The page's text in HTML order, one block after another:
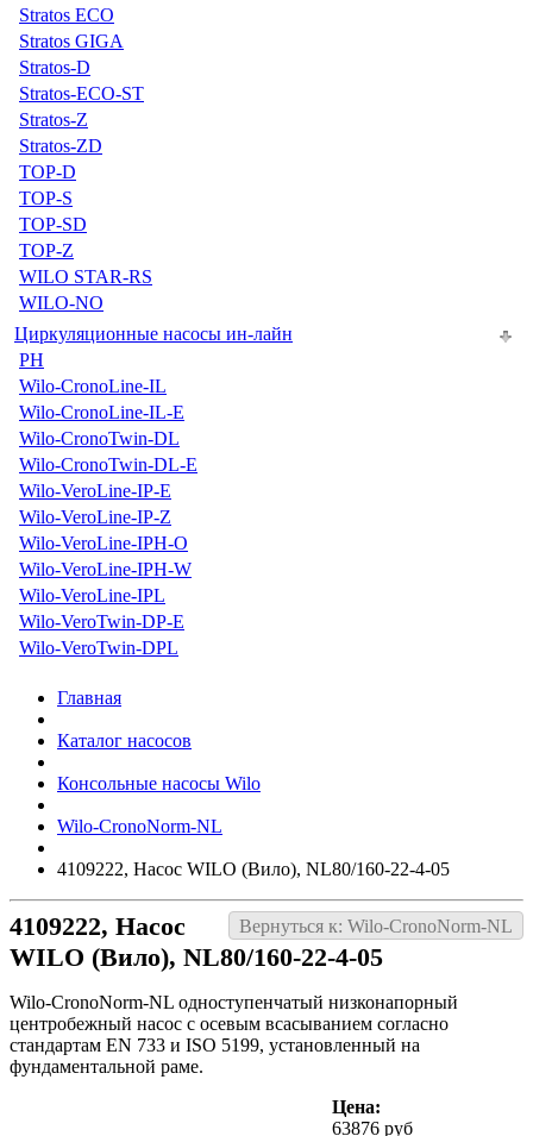
Stratos ECO
Stratos GIGA
Stratos-D
Stratos-ECO-ST
Stratos-Z
Stratos-ZD
TOP-D
TOP-S
TOP-SD
TOP-Z
WILO STAR-RS
WILO-NO
Циркуляционные насосы ин-лайн
PH
Wilo-CronoLine-IL
Wilo-CronoLine-IL-E
Wilo-CronoTwin-DL
Wilo-CronoTwin-DL-E
Wilo-VeroLine-IP-E
Wilo-VeroLine-IP-Z
Wilo-VeroLine-IPH-O
Wilo-VeroLine-IPH-W
Wilo-VeroLine-IPL
Wilo-VeroTwin-DP-E
Wilo-VeroTwin-DPL
Главная
Каталог насосов
Консольные насосы Wilo
Wilo-CronoNorm-NL
4109222, Насос WILO (Вило), NL80/160-22-4-05
Вернуться к: Wilo-CronoNorm-NL
4109222, Насос
WILO (Вило), NL80/160-22-4-05
Wilo-CronoNorm-NL одноступенчатый низконапорный
центробежный насос с осевым всасыванием согласно
стандартам EN 733 и ISO 5199, установленный на
фундаментальной раме.
Цена:
63876 руб